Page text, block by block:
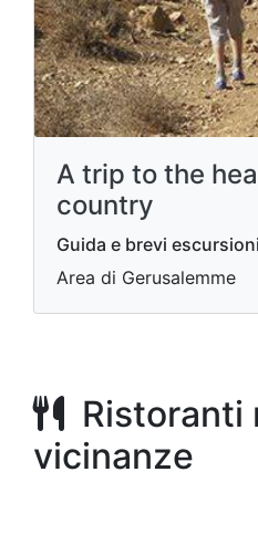
A trip to the
country
Guida e brevi
Area di Gerusalemme
Ristoranti
vicinanze